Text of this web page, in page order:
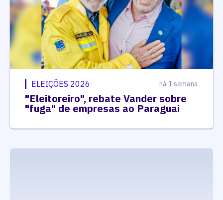
ELEIÇÕES 2026 há 1 semana
"Eleitoreiro", rebate Vander sobre
"fuga" de empresas ao Paraguai